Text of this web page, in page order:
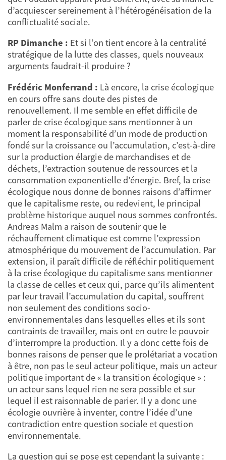
d’acquiescer sereinement à l’hétérogénéisation de la
conflictualité sociale.
RP Dimanche : Et si l’on tient encore à la centralité
stratégique de la lutte des classes, quels nouveaux
arguments faudrait-il produire ?
Frédéric Monferrand : Là encore, la crise écologique
en cours offre sans doute des pistes de
renouvellement. Il me semble en effet difficile de
parler de crise écologique sans mentionner à un
moment la responsabilité d’un mode de production
fondé sur la croissance ou l’accumulation, c’est-à-dire
sur la production élargie de marchandises et de
déchets, l’extraction soutenue de ressources et la
consommation exponentielle d’énergie. Bref, la crise
écologique nous donne de bonnes raisons d’affirmer
que le capitalisme reste, ou redevient, le principal
problème historique auquel nous sommes confrontés.
Andreas Malm a raison de soutenir que le
réchauffement climatique est comme l’expression
atmosphérique du mouvement de l’accumulation. Par
extension, il paraît difficile de réfléchir politiquement
à la crise écologique du capitalisme sans mentionner
la classe de celles et ceux qui, parce qu’ils alimentent
par leur travail l’accumulation du capital, souffrent
non seulement des conditions socio-
environnementales dans lesquelles elles et ils sont
contraints de travailler, mais ont en outre le pouvoir
d’interrompre la production. Il y a donc cette fois de
bonnes raisons de penser que le prolétariat a vocation
à être, non pas le seul acteur politique, mais un acteur
politique important de « la transition écologique » :
un acteur sans lequel rien ne sera possible et sur
lequel il est raisonnable de parier. Il y a donc une
écologie ouvrière à inventer, contre l’idée d’une
contradiction entre question sociale et question
environnementale.
La question qui se pose est cependant la suivante :